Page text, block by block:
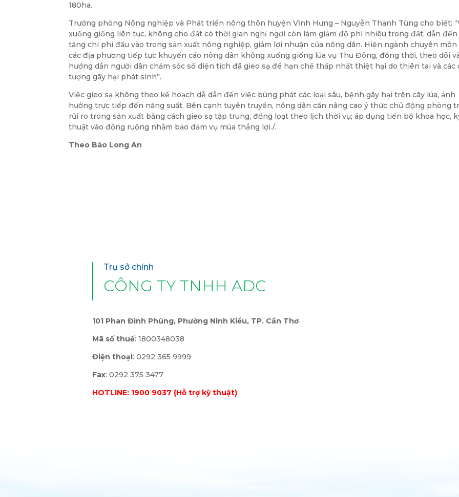
180ha.
Trưởng phòng Nông nghiệp và Phát triển nông thôn huyện Vĩnh Hưng – Nguyễn Thanh Tùng cho biết:
xuống giống liên tục, không cho đất có thời gian nghỉ ngơi còn làm giảm độ phì nhiêu trong đất, dẫn đến
tăng chi phí đầu vào trong sản xuất nông nghiệp, giảm lợi nhuận của nông dân. Hiện ngành chuyên môn
các địa phương tiếp tục khuyến cáo nông dân không xuống giống lúa vụ Thu Đông, đồng thời, theo dõi
hướng dẫn người dân chăm sóc số diện tích đã gieo sạ để hạn chế thấp nhất thiệt hại do thiên tai và các
tượng gây hại phát sinh”.
Việc gieo sạ không theo kế hoạch dễ dẫn đến việc bùng phát các loại sâu, bệnh gây hại trên cây lúa, ảnh
hưởng trực tiếp đến năng suất. Bên cạnh tuyên truyền, nông dân cần nâng cao ý thức chủ động phòng
rủi ro trong sản xuất bằng cách gieo sạ tập trung, đồng loạt theo lịch thời vụ; áp dụng tiến bộ khoa học,
thuật vào đồng ruộng nhằm bảo đảm vụ mùa thắng lợi./.
Theo Báo Long An
Trụ sở chính
CÔNG TY TNHH ADC
101 Phan Đình Phùng, Phường Ninh Kiều, TP. Cần Thơ
Mã số thuế: 1800348038
Điện thoại: 0292 365 9999
Fax: 0292 375 3477
HOTLINE: 1900 9037 (Hỗ trợ kỹ thuật)